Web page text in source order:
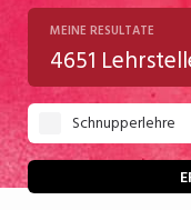
2028
Chemie/Pharma
Gastgewerbe
Gesundheit/
Handwerk/
MEINE RESULTATE
4651
Schnupperlehre